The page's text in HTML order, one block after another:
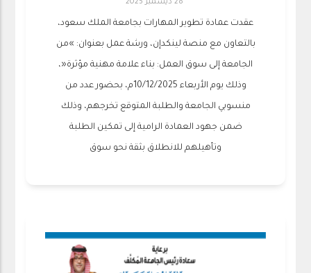
28 ديسمبر 2025
عقدت عمادة تطوير المهارات بجامعة الملك سعود،
بالتعاون مع منصة لينكدإن، ورشة عمل بعنوان: »من
الجامعة إلى سوق العمل: بناء علامة مهنية مؤثرة«،
وذلك يوم الأربعاء 10/12/2025م، بحضور عدد من
منسوبي الجامعة والطلبة المتوقع تخرجهم، وذلك
ضمن جهود العمادة الرامية إلى تمكين الطلبة
وتأهيلهم للانطلاق بثقة نحو سوق